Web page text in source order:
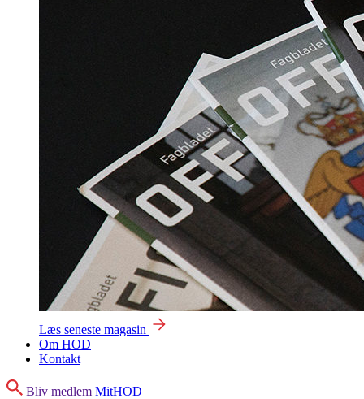
Læs seneste magasin
Om HOD
Kontakt
Søg
Bliv medlem MitHOD